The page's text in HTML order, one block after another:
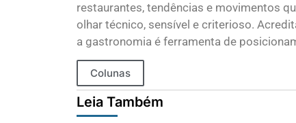
restaurantes, tendências e movimentos
olhar técnico, sensível e criterioso.
a gastronomia é ferramenta de
Colunas
Leia Também